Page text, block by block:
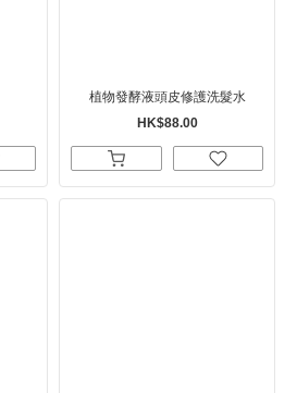
植物發酵液頭皮修護洗髮水
HK$88.00